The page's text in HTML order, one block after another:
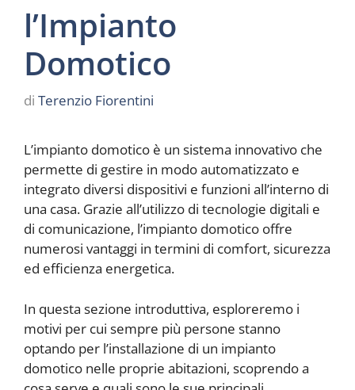
l’Impianto
Domotico
di Terenzio Fiorentini
L’impianto domotico è un sistema innovativo che
permette di gestire in modo automatizzato e
integrato diversi dispositivi e funzioni all’interno di
una casa. Grazie all’utilizzo di tecnologie digitali e
di comunicazione, l’impianto domotico offre
numerosi vantaggi in termini di comfort, sicurezza
ed efficienza energetica.
In questa sezione introduttiva, esploreremo i
motivi per cui sempre più persone stanno
optando per l’installazione di un impianto
domotico nelle proprie abitazioni, scoprendo a